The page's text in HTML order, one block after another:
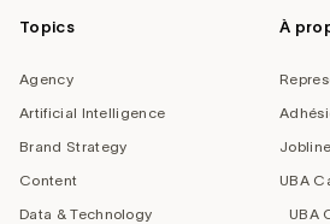
Topics
Agency
Artificial Intelligence
Brand Strategy
Content
Data & Technology
À
Jobline
UBA
UBA